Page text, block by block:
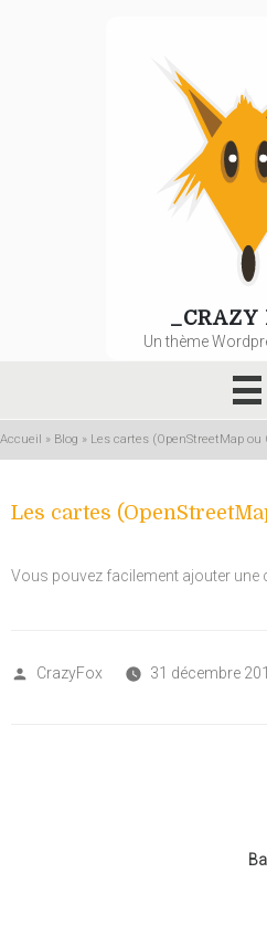
_CRAZY
Un thème
Accueil » Blog » Les cartes (OpenStreetMap ou
Les cartes
Vous pouvez facilement ajouter une
Posted
CrazyFox 31 décembre